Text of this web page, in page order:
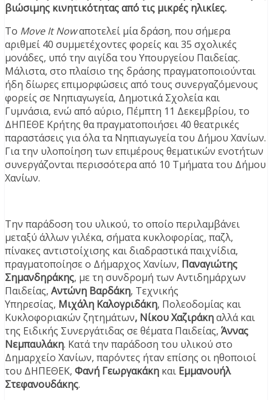
βιώσιμης κινητικότητας από τις μικρές ηλικίες.
Το Move It Nowαποτελεί μία δράση, που σήμερα
αριθμεί 40 συμμετέχοντες φορείς και 35 σχολικές
μονάδες, υπό την αιγίδα του Υπουργείου Παιδείας.
Μάλιστα, στο πλαίσιο της δράσης πραγματοποιούνται
ήδη δίωρες επιμορφώσεις από τους συνεργαζόμενους
φορείς σε Νηπιαγωγεία, Δημοτικά Σχολεία και
Γυμνάσια, ενώ από αύριο, Πέμπτη 11 Δεκεμβρίου, το
ΔΗΠΕΘΕ Κρήτης θα πραγματοποιήσει 40 θεατρικές
παραστάσεις για όλα τα Νηπιαγωγεία του Δήμου Χανίων.
Για την υλοποίηση των επιμέρους θεματικών ενοτήτων
συνεργάζονται περισσότερα από 10 Τμήματα του Δήμου
Χανίων.
Την παράδοση του υλικού, το οποίο περιλαμβάνει
μεταξύ άλλων γιλέκα, σήματα κυκλοφορίας, παζλ,
πίνακες αντιστοίχισης και διαδραστικά παιχνίδια,
πραγματοποίησε ο Δήμαρχος Χανίων, Παναγιώτης
Σημανδηράκης, με τη συνδρομή των Αντιδημάρχων
Παιδείας, Αντώνη Βαρδάκη, Τεχνικής
Υπηρεσίας, Μιχάλη Καλογριδάκη, Πολεοδομίας και
Κυκλοφοριακών ζητημάτων, Νίκου Χαζιράκηαλλά και
της Ειδικής Συνεργάτιδας σε θέματα Παιδείας, Άννας
Νεμπαυλάκη. Κατά την παράδοση του υλικού στο
Δημαρχείο Χανίων, παρόντες ήταν επίσης οι ηθοποιοί
του ΔΗΠΕΘΕΚ, Φανή Γεωργακάκη και Εμμανουήλ
Στεφανουδάκης.